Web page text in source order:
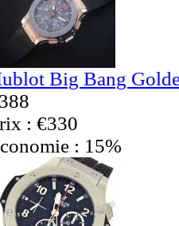
Big Bang
: €330
: 15%